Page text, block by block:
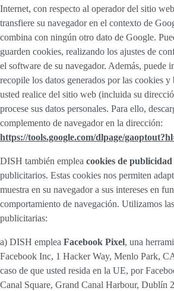
Internet, con respecto al operador del sitio
transfiere su navegador en el contexto de
combina con ningún otro dato de Google.
guarden cookies, realizando los ajustes de
el software de su navegador. Además, puede
recopile los datos generados por las cookies y
usted realice del sitio web (incluida su
procese sus datos personales. Para ello,
complemento de navegador en la dirección:
https://tools.google.com/dlpage/
DISH también emplea cookies de publicidad
publicitarios. Estas cookies nos permiten
muestra en su navegador a sus intereses en
comportamiento de navegación. Utilizamos
publicitarias:
a) DISH emplea Facebook Pixel, una
Facebook Inc, 1 Hacker Way, Menlo Park,
caso de que usted resida en la UE, por
Canal Square, Grand Canal Harbour, Dublín